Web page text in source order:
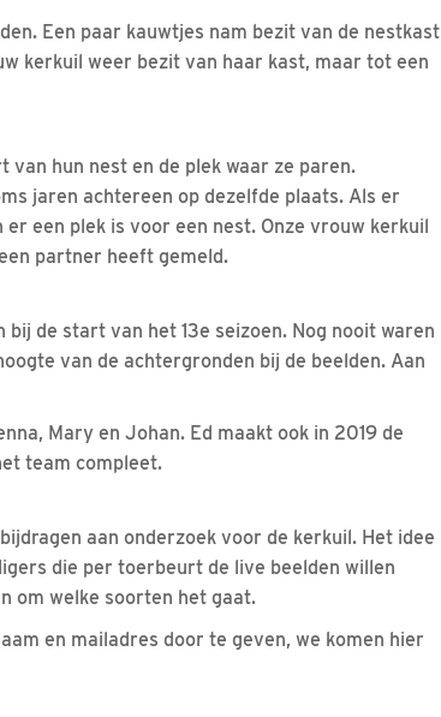
Een paar kauwtjes nam bezit van de nestkast
kerkuil weer bezit van haar kast, maar tot een
hun nest en de plek waar ze paren.
jaren achtereen op dezelfde plaats. Als er
een plek is voor een nest. Onze vrouw kerkuil
partner heeft gemeld.
de start van het 13e seizoen. Nog nooit waren
van de achtergronden bij de beelden. Aan
Mary en Johan. Ed maakt ook in 2019 de
team compleet.
aan onderzoek voor de kerkuil. Het idee
die per toerbeurt de live beelden willen
om welke soorten het gaat.
en mailadres door te geven, we komen hier